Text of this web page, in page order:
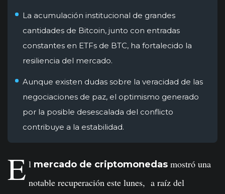
La acumulación institucional de grandes
cantidades de Bitcoin, junto con entradas
constantes en ETFs de BTC, ha fortalecido la
resiliencia del mercado.
Aunque existen dudas sobre la veracidad de las
negociaciones de paz, el optimismo generado
por la posible desescalada del conflicto
contribuye a la estabilidad.
E l mercado de criptomonedas mostró una
notable recuperación este lunes, a raíz del